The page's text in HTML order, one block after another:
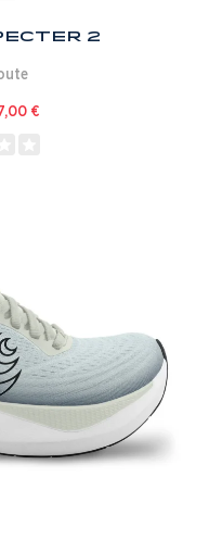
2
€